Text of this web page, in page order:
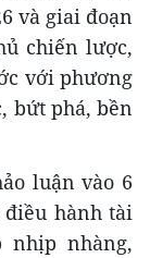
và giai đoạn
chiến lược,
với phương
bứt phá, bền
luận vào 6
hành tài
nhịp nhàng,